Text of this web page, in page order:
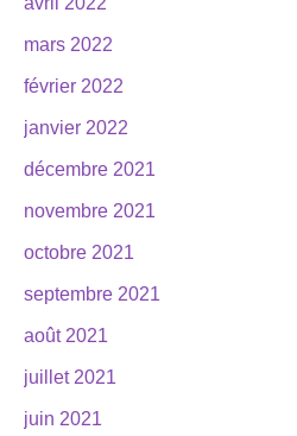
mars 2022
février 2022
janvier 2022
décembre 2021
novembre 2021
octobre 2021
septembre 2021
août 2021
juillet 2021
juin 2021